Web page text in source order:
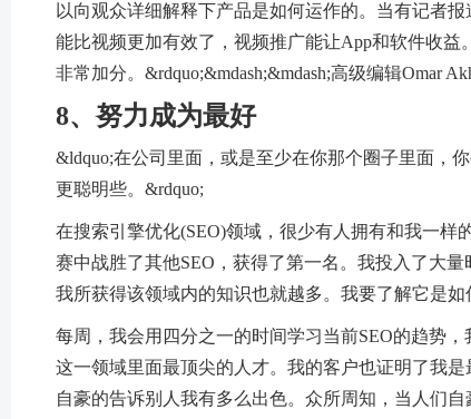
以向观众详细解释下产品是如何运作的。当有记者
能比视频更加有效了，视频推广能让App和软件收
非常加分。&rdquo;&mdash;&mdash;高级编辑Omar
8、努力成为最好
&ldquo;在公司里面，或是至少在你那个圈子里面，
更聪明些。&rdquo;
在搜索引擎优化(SEO)领域，很少有人拥有和我一样
赛中战胜了其他SEO，获得了第一名。我投入了大
我所获得该领域内的知识也就越多。我要了解它是
每周，我会用四分之一的时间学习当前SEO的趋势
这一领域里面最顶尖的人才。我的客户也证明了我
自豪的告诉别人我有多么出色。众所周知，当人们